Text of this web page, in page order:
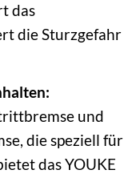
das
die Sturzgefahr
und
die speziell für
das YOUKE